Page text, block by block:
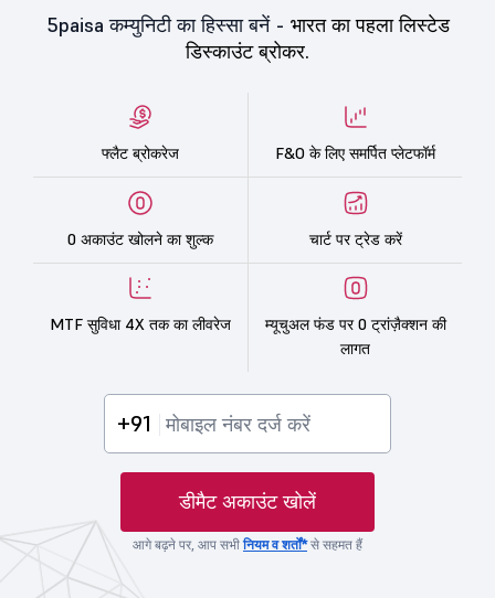
5paisa कम्युनिटी का हिस्सा बनें - भारत का पहला लिस्टेड
डिस्काउंट ब्रोकर.
फ्लैट ब्रोकरेज F&O के लिए समर्पित प्लेटफॉर्म
0 अकाउंट खोलने का शुल्क चार्ट पर ट्रेड करें
MTF सुविधा 4X तक का लीवरेज
म्यूचुअल फंड पर 0 ट्रांज़ैक्शन की
लागत
+91
डीमैट अकाउंट खोलें
आगे बढ़ने पर, आप सभीनियम व शर्तों*से सहमत हैं